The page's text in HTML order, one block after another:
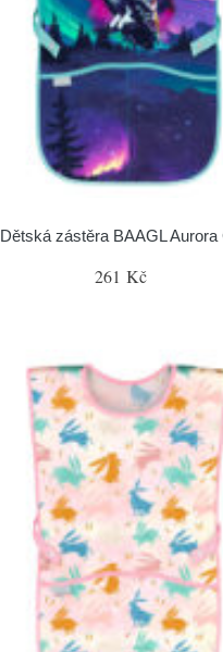
Dětská zástěra BAAGL Aurora
261 Kč